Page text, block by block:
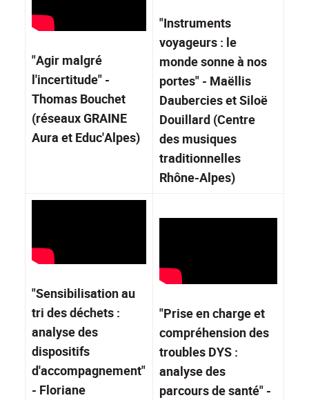
"Agir malgré
l'incertitude" -
Thomas Bouchet
(réseaux GRAINE
Aura et Educ'Alpes)
"Instruments
voyageurs : le
monde sonne à nos
portes" - Maëllis
Daubercies et Siloë
Douillard (Centre
des musiques
traditionnelles
Rhône-Alpes)
"Sensibilisation au
tri des déchets :
analyse des
dispositifs
d'accompagnement"
- Floriane
"Prise en charge et
compréhension des
troubles DYS :
analyse des
parcours de santé" -